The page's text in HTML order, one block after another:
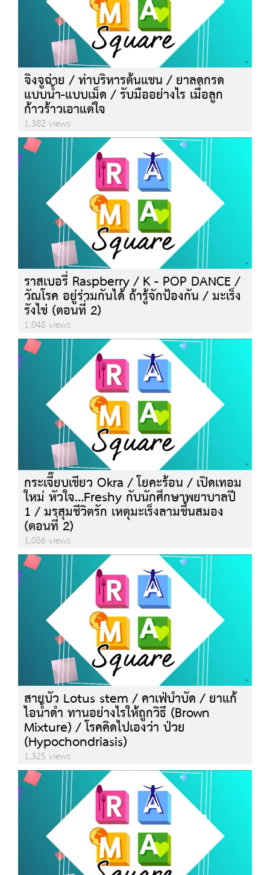
จิงจูฉ่าย / ท่าบริหารต้นแขน / ยาลดกรด
แบบน้ำ-แบบเม็ด / รับมืออย่างไร เมื่อลูก
ก้าวร้าวเอาแต่ใจ
1,382 views
ราสเบอรี่ Raspberry / K - POP DANCE /
วัณโรค อยู่ร่วมกันได้ ถ้ารู้จักป้องกัน / มะเร็ง
รังไข่ (ตอนที่ 2)
1,048 views
กระเจี๊ยบเขียว Okra / โยคะร้อน / เปิดเทอม
ใหม่ หัวใจ...Freshy กับนักศึกษาพยาบาลปี
1 / มรสุมชีวิตรัก เหตุมะเร็งลามขึ้นสมอง
(ตอนที่ 2)
1,086 views
สายบัว Lotus stem / คาเฟ่บำบัด / ยาแก้
ไอน้ำดำ ทานอย่างไรให้ถูกวิธี (Brown
Mixture) / โรคคิดไปเองว่า ป่วย
(Hypochondriasis)
1,325 views